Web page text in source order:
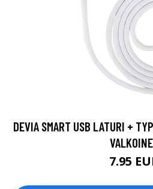
DEVIA SMART USB LATURI +
7.95